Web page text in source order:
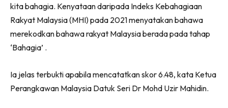
kita bahagia. Kenyataan daripada Indeks Kebahagiaan
Rakyat Malaysia (MHI) pada 2021 menyatakan bahawa
merekodkan bahawa rakyat Malaysia berada pada tahap
‘Bahagia’ .
Ia jelas terbukti apabila mencatatkan skor 6.48, kata Ketua
Perangkawan Malaysia Datuk Seri Dr Mohd Uzir Mahidin.